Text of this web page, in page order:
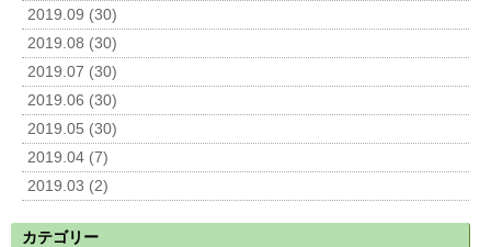
2019.09 (30)
2019.08 (30)
2019.07 (30)
2019.06 (30)
2019.05 (30)
2019.04 (7)
2019.03 (2)
カテゴリー